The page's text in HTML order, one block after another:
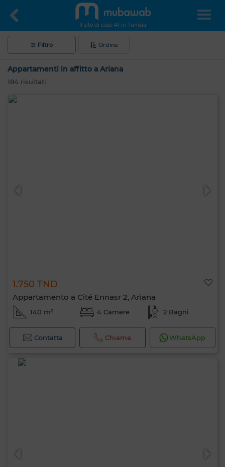
Il sito di case #1 in Tunisia
Filtro Ordina
Appartamenti in affitto a Ariana
184 risultati
1.750 TND
Appartamento a Cité Ennasr 2, Ariana
140 m² 4 Camere 2 Bagni
Contatta Chiama WhatsApp